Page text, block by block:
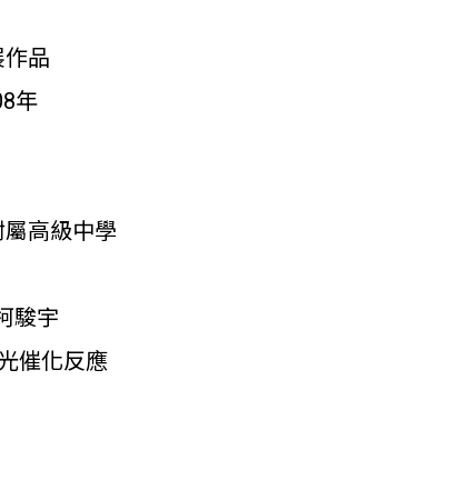
品
年
高級中學
駿宇
催化反應